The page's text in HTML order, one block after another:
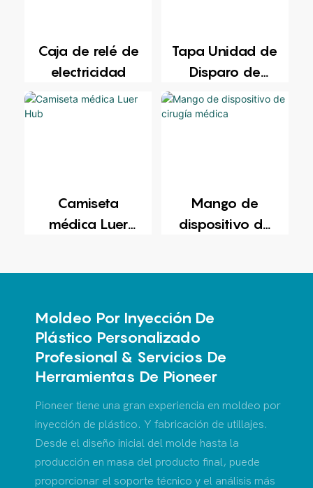
Caja de relé de
electricidad
Tapa Unidad de
Disparo de
Electricidad 3P
(1874)
Camiseta
médica Luer
Mango de
dispositivo de
Moldeo Por Inyección De
Plástico Personalizado
Profesional & Servicios De
Herramientas De Pioneer
Pioneer tiene una gran experiencia en moldeo por
inyección de plástico. Y fabricación de utillajes.
Desde el diseño inicial del molde hasta la
producción en masa del producto final, puede
proporcionar el soporte técnico y el análisis más